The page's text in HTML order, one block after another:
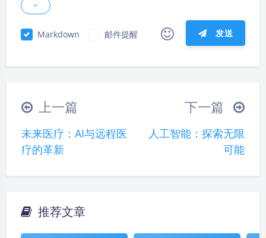
夜间模式
Markdown 邮件提醒 发送
|´・ω・)ノ ヾ(≧∇≦*)ゝ
(☆ω☆)
∠( ᐛ 」∠)＿
୧(๑•̀⌄•́๑)૭
٩(ˊᗜˋ*)و
(ノ°ο°)ノ
(´இ皿இ｀)
(╯°A°)╯︵○○○
φ(￣∇￣o)
Σ(っ °Д °;)っ
上一篇
未来医疗：AI与远程医
疗的革新
下一篇
人工智能：探索无限
可能
推荐文章